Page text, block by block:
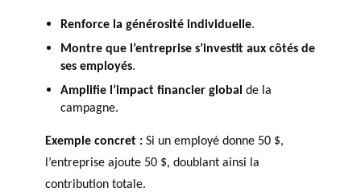
Renforce la générosité individuelle.
Montre que l’entreprise s’investit aux côtés de
ses employés.
Amplifie l’impact financier global de la
campagne.
Exemple concret : Si un employé donne 50 $,
l’entreprise ajoute 50 $, doublant ainsi la
contribution totale.